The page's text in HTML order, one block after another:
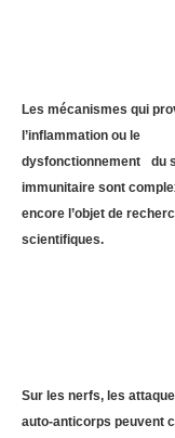
Les mécanismes qui
l’inflammation ou le
dysfonctionnement du
immunitaire sont
encore l’objet de
scientifiques.
Sur les nerfs, les
auto-anticorps peuvent